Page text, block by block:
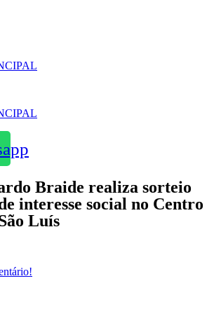
Braide realiza sorteio
interesse social no Centro
Luís